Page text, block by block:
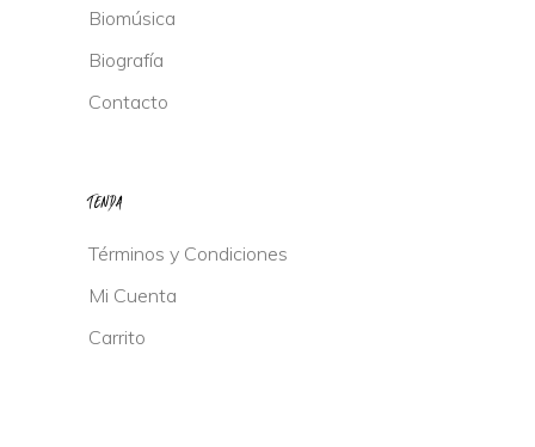
Biomúsica
Biografía
Contacto
TENDA
Términos y Condiciones
Mi Cuenta
Carrito